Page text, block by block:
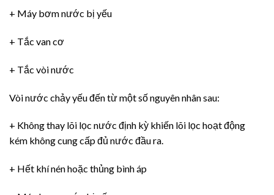
+ Máy bơm nước bị yếu
+ Tắc van cơ
+ Tắc vòi nước
Vòi nước chảy yếu đến từ một số nguyên nhân sau:
+ Không thay lõi lọc nước định kỳ khiến lõi lọc hoạt động
kém không cung cấp đủ nước đầu ra.
+ Hết khí nén hoặc thủng bình áp